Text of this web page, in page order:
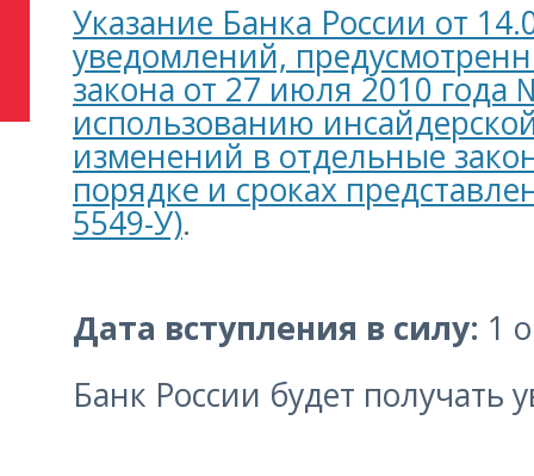
Указание Банка России от
уведомлений,
закона от 27 июля 2010
использованию
изменений в отдельные
порядке и сроках
5549-У).
Дата вступления в силу: 1
Банк России будет получать